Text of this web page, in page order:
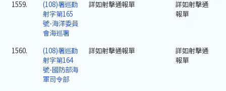
1559.
(108)署巡勤
射字第165
號-海洋委員
會海巡署
詳如射擊通報單
詳如射擊通
報單
1560.
(108)署巡勤
射字第164
號-國防部海
軍司令部
詳如射擊通報單
詳如射擊通
報單